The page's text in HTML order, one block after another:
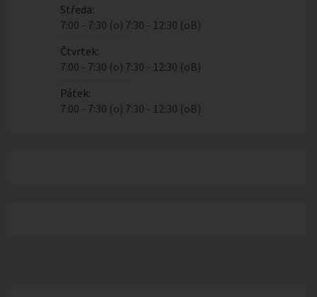
Středa:
7:00 - 7:30 (o) 7:30 - 12:30 (oB)
Čtvrtek:
7:00 - 7:30 (o) 7:30 - 12:30 (oB)
Pátek:
7:00 - 7:30 (o) 7:30 - 12:30 (oB)